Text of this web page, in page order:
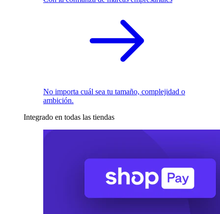
No importa cuál sea tu tamaño, complejidad o
ambición.
Integrado en todas las tiendas